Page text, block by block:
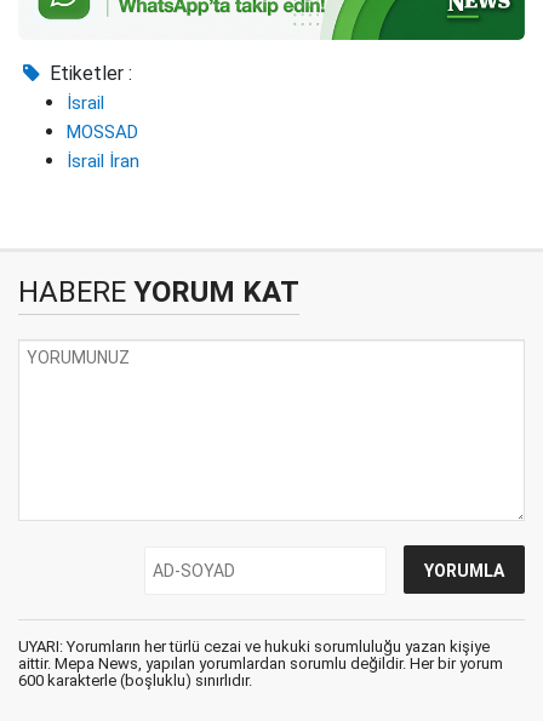
Etiketler :
İsrail
MOSSAD
İsrail İran
HABERE YORUM KAT
UYARI: Yorumların her türlü cezai ve hukuki sorumluluğu yazan kişiye
aittir. Mepa News, yapılan yorumlardan sorumlu değildir. Her bir yorum
600 karakterle (boşluklu) sınırlıdır.